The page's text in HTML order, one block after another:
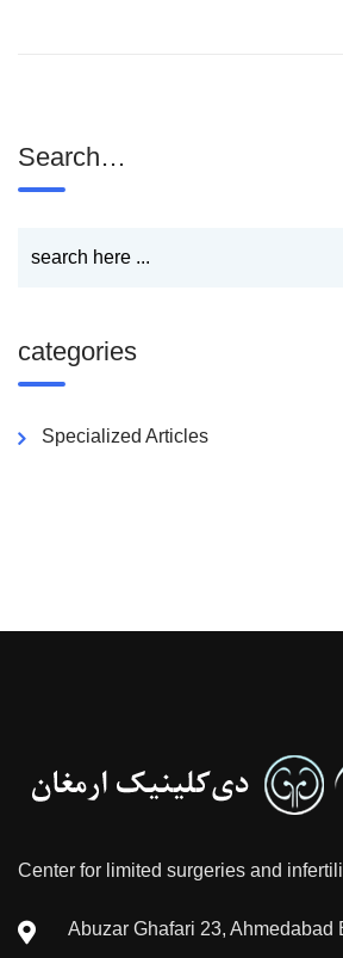
Search…
categories
Specialized Articles
Center for limited surgeries and
Abuzar Ghafari 23, Ahmedabad